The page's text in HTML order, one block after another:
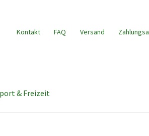
Kontakt FAQ Versand
& Freizeit